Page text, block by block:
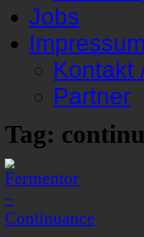
Jobs
Kontakt
Partner
Tag: